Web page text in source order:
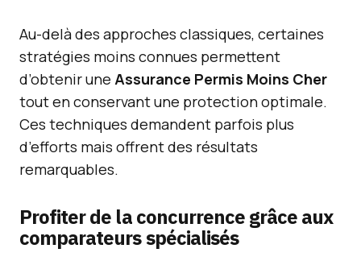
Au-delà des approches classiques, certaines
stratégies moins connues permettent
d’obtenir une Assurance Permis Moins Cher
tout en conservant une protection optimale.
Ces techniques demandent parfois plus
d’efforts mais offrent des résultats
remarquables.
Profiter de la concurrence grâce aux
comparateurs spécialisés